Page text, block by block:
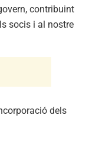
contribuint
socis i al nostre
dels